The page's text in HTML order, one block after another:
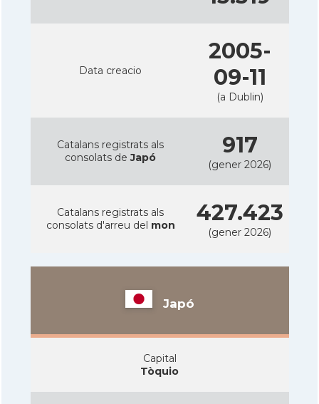
Data creacio
2005-
09-11
(a Dublin)
Catalans registrats als
consolats deJapó 917
(gener 2026)
Catalans registrats als
consolats d'arreu del mon 427.423
(gener 2026)
Japó
Capital
Tòquio